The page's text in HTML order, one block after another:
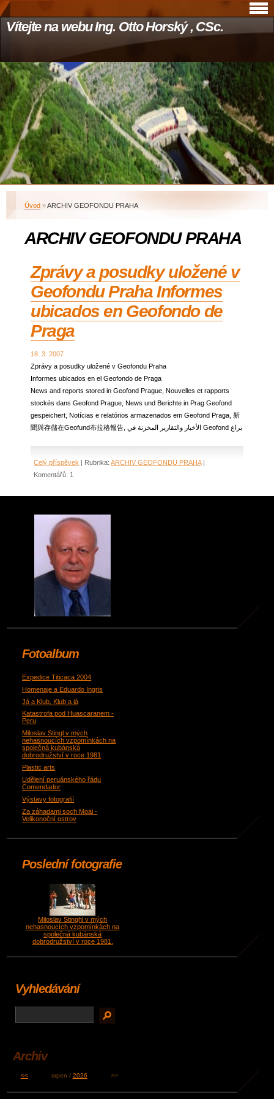
Vítejte na webu Ing. Otto Horský , CSc.
Úvod »ARCHIV GEOFONDU PRAHA
ARCHIV GEOFONDU PRAHA
Zprávy a posudky uložené v
Geofondu Praha Informes
ubicados en Geofondo de
Praga
18. 3. 2007
Zprávy a posudky uložené v Geofondu Praha
Informes ubicados en el Geofondo de Praga
News and reports stored in Geofond Prague, Nouvelles et rapports
stockés dans Geofond Prague, News und Berichte in Prag Geofond
gespeichert, Notícias e relatórios armazenados em Geofond Praga, 新
聞與存儲在Geofund布拉格報告, الأخبار والتقارير المخزنة في Geofond براغ
Celý příspěvek | Rubrika: ARCHIV GEOFONDU PRAHA |
Komentářů: 1
Fotoalbum
Expedice Titicaca 2004
Homenaje a Eduardo Ingris
Já a Klub, Klub a já
Katastrofa pod Huascaranem -
Peru
Miloslav Stingl v mých
nehasnoucích vzpomínkách na
společná kubánská
dobrodružství v roce 1981
Plastic arts
Udělení peruánského řádu
Comendador
Výstavy fotografií
Za záhadami soch Moai -
Velikonoční ostrov
Poslední fotografie
Miloslav Stinghl v mých
nehasnoucích vzpomínkách na
společná kubánská
dobrodružství v roce 1981.
Vyhledávání
Archiv
<< srpen / 2026 >>